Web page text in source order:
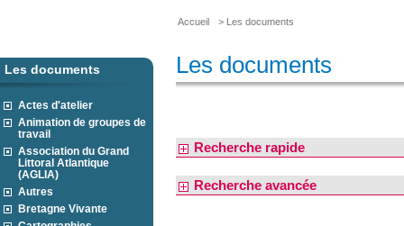
Accueil > Les documents
Les documents
Actes d'atelier
Animation de groupes de
travail
Association du Grand
Littoral Atlantique
(AGLIA)
Autres
Bretagne Vivante
Les documents
Recherche rapide
Recherche avancée